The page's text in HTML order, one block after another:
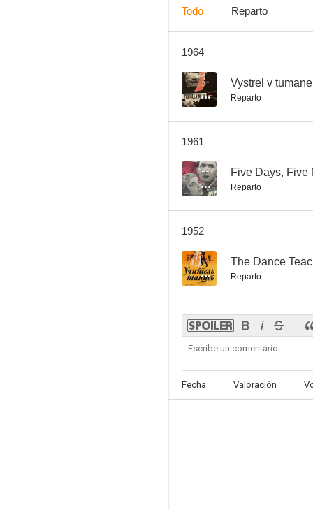
Todo Reparto
1964
-- Vystrel v tumane
Reparto
1961
-- Five Days, Five
Reparto
1952
-- The Dance
Reparto
Fecha Valoración